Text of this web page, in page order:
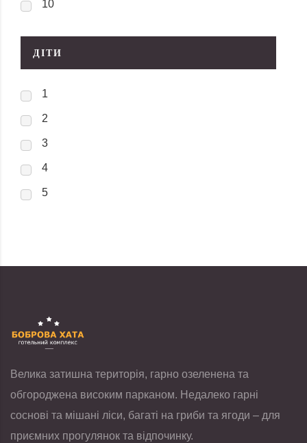
10
ДІТИ
1
2
3
4
5
Велика затишна територія, гарно озеленена та
обгороджена високим парканом. Недалеко гарні
соснові та мішані ліси, багаті на гриби та ягоди – для
приємних прогулянок та відпочинку.